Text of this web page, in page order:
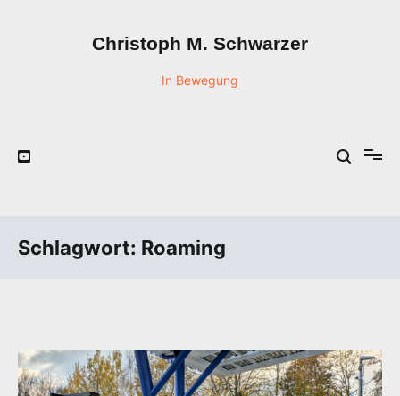
Christoph M. Schwarzer
In Bewegung
Schlagwort: Roaming